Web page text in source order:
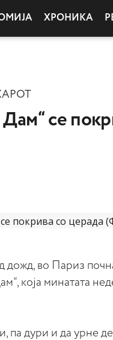
ХРОНИКА
Дам“ се
дожд, во Париз
која минатата
па дури и да урне